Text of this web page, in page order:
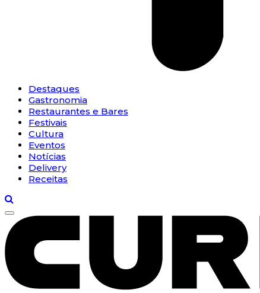
Destaques
Gastronomia
Restaurantes e Bares
Festivais
Cultura
Eventos
Notícias
Delivery
Receitas